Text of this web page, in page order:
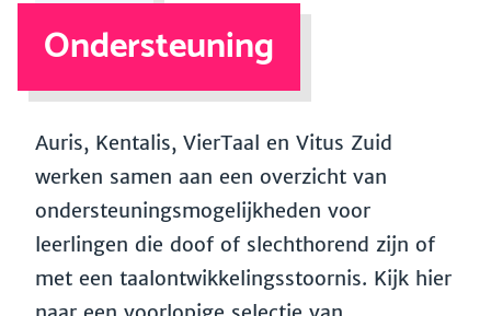
Ondersteuning
Auris, Kentalis, VierTaal en Vitus Zuid
werken samen aan een overzicht van
ondersteuningsmogelijkheden voor
leerlingen die doof of slechthorend zijn of
met een taalontwikkelingsstoornis. Kijk hier